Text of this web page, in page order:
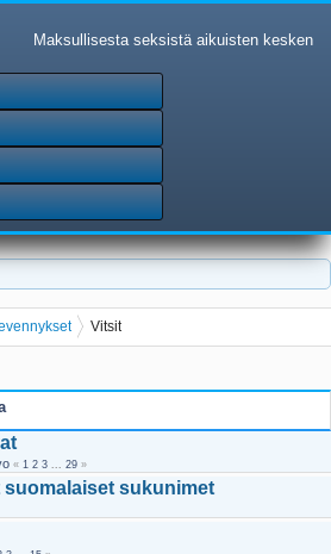
Maksullisesta seksistä aikuisten kesken
Vitsit
« 1 2 3 ... 29 »
suomalaiset sukunimet